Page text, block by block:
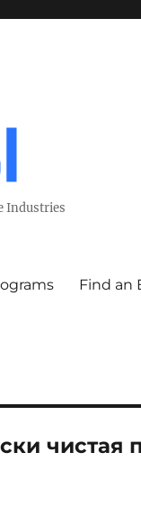
Industries
Find an
чистая